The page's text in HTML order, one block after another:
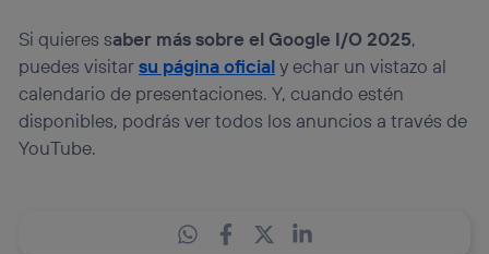
Si quieres saber más sobre el Google I/O 2025,
puedes visitarsu página oficialy echar un vistazo al
calendario de presentaciones. Y, cuando estén
disponibles, podrás ver todos los anuncios a través de
YouTube.